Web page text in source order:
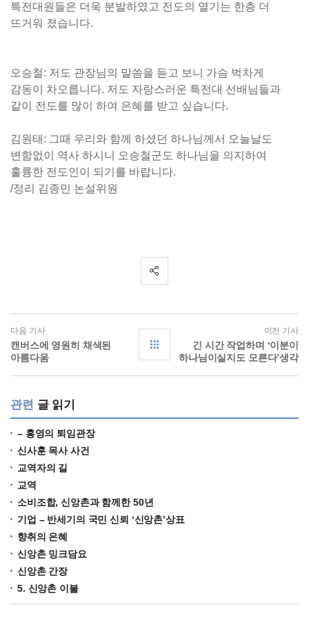
특전대원들은 더욱 분발하였고 전도의 열기는 한층 더
뜨거워 졌습니다.
오승철: 저도 관장님의 말씀을 듣고 보니 가슴 벅차게
감동이 차오릅니다. 저도 자랑스러운 특전대 선배님들과
같이 전도를 많이 하여 은혜를 받고 싶습니다.
김원태: 그때 우리와 함께 하셨던 하나님께서 오늘날도
변함없이 역사 하시니 오승철군도 하나님을 의지하여
훌륭한 전도인이 되기를 바랍니다.
/정리 김종민 논설위원
다음 기사
캔버스에 영원히 채색된
아름다움
이전 기사
긴 시간 작업하며 ‘이분이
하나님이실지도 모른다’생각
관련 글 읽기
– 홍영의 퇴임관장
신사훈 목사 사건
교역자의 길
교역
소비조합, 신앙촌과 함께한 50년
기업 – 반세기의 국민 신뢰 ‘신앙촌’상표
향취의 은혜
신앙촌 밍크담요
신앙촌 간장
5. 신앙촌 이불